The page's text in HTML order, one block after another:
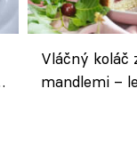
Vláčný koláč
mandlemi –